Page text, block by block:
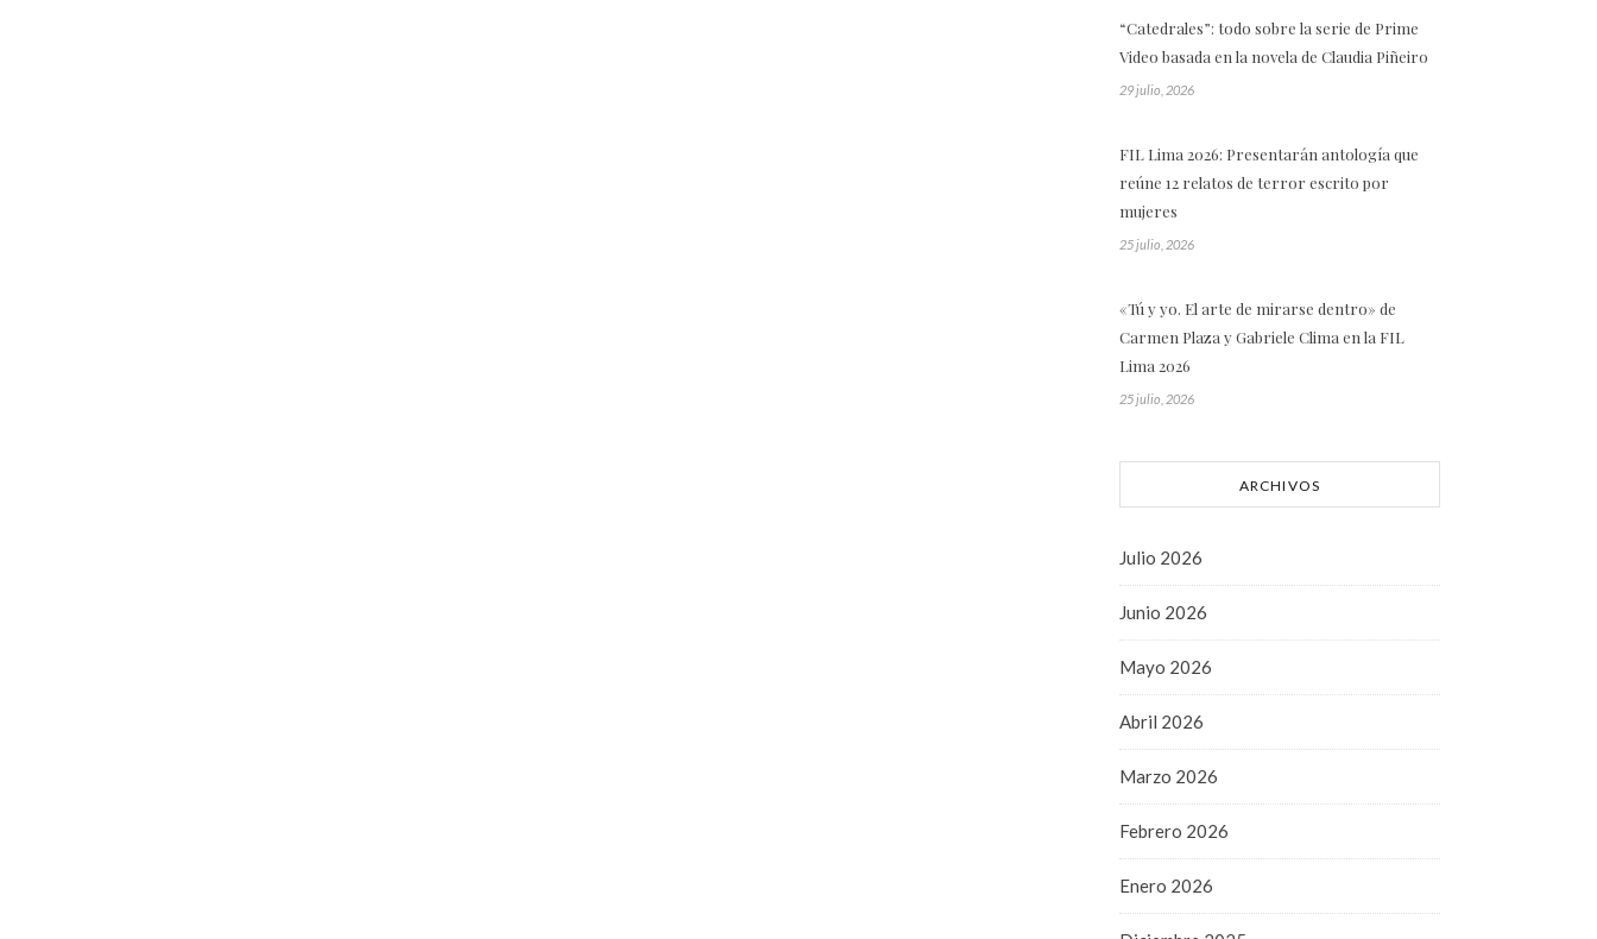
“Catedrales”: todo sobre la serie de Prime
Video basada en la novela de Claudia Piñeiro
29 julio, 2026
FIL Lima 2026: Presentarán antología que
reúne 12 relatos de terror escrito por
mujeres
25 julio, 2026
«Tú y yo. El arte de mirarse dentro» de
Carmen Plaza y Gabriele Clima en la FIL
Lima 2026
25 julio, 2026
ARCHIVOS
Julio 2026
Junio 2026
Mayo 2026
Abril 2026
Marzo 2026
Febrero 2026
Enero 2026